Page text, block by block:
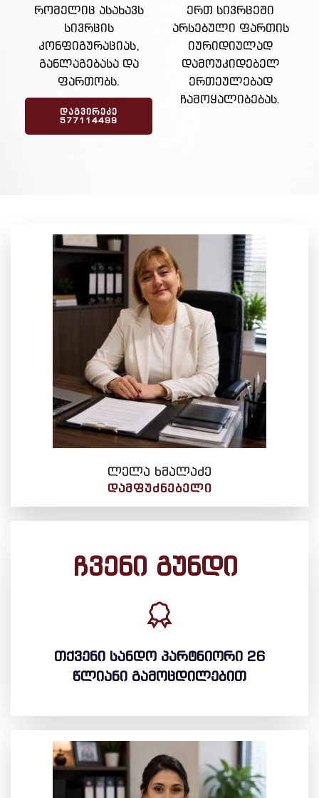
რომელიც ასახავს
სივრცის
კონფიგურაციას,
განლაგებასა და
ფართობს.
ᲓᲐᲒᲕᲘᲠᲔᲙᲔ
577114499
ერთ სივრცეში
არსებული ფართის
იურიდიულად
დამოუკიდებელ
ერთეულებად
ჩამოყალიბებას.
ლელა ხმალაძე
ᲓᲐᲛᲤᲣᲫᲜᲔᲑᲔᲚᲘ
ჩვენი გუნდი
თქვენი სანდო პარტნიორი 26
წლიანი გამოცდილებით